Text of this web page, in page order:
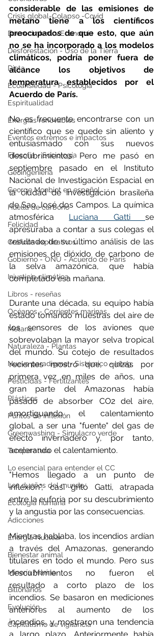
Crisis global-Colapso -Covid
Decrecimiento/Economía
Desforestación - Uso de la Tierra
Dieta
Ecoansiedad - Psicología
Espiritualidad
Energías renovables
Eventos extremos e impactos
Filosofía - Sociología
Geoingeniería
George Monbiot en español
Huella de carbono
Felicidad
Gráficos explicativos
Gobierno - ONU - Acuerdo de Paris
Injusticia climática
Libros - reseñas
Océanos - Corrientes marinas
Metano
Naturaleza - Plantas
Nuevo paradigma - Sistémico - Integ
Pesticidas - Fertilizantes
Plásticos
Puntos de inflexión
Greenwashing - Simulacro verde
Temperatura
Lo esencial para entender el CC
Los dueños del mundo
Ecología humana
Adicciones
Energía Nuclear
Bienestar animal
Minería Marina
Billonarios
Evolución
Capitalismo de vigilancia
considerable de las emisiones de
metano tiene a los científicos
preocupados de que esto, que aún
no se ha incorporado a los modelos
climáticos, podría poner fuera de
alcance los objetivos de
temperatura establecidos por el
Acuerdo de París.
No es frecuente encontrarse con un
científico que se quede sin aliento y
entusiasmado con sus nuevos
descubrimientos. Pero me pasó en
septiembre pasado en el Instituto
Nacional de Investigación Espacial en
la ciudad de investigación brasileña
de Sao José dos Campos. La química
atmosférica Luciana Gatti se
apresuraba a contar a sus colegas el
resultado de su último análisis de las
emisiones de dióxido de carbono de
la selva amazónica, que había
completado esa mañana.
Durante una década, su equipo había
estado tomando muestras del aire de
los sensores de los aviones que
sobrevolaban la mayor selva tropical
del mundo. Su cotejo de resultados
recientes mostró que, quizás por
primera vez en miles de años, una
gran parte del Amazonas había
pasado de absorber CO2 del aire,
amortiguando el calentamiento
global, a ser una "fuente" del gas de
efecto invernadero y, por tanto,
acelerando el calentamiento.
"Hemos llegado a un punto de
inflexión", casi gritó Gatti, atrapada
entre la euforia por su descubrimiento
y la angustia por las consecuencias.
Mientras hablaba, los incendios ardían
a través del Amazonas, generando
titulares en todo el mundo. Pero sus
descubrimientos no fueron el
resultado a corto plazo de los
incendios. Se basaron en mediciones
anteriores al aumento de los
incendios, y mostraron una tendencia